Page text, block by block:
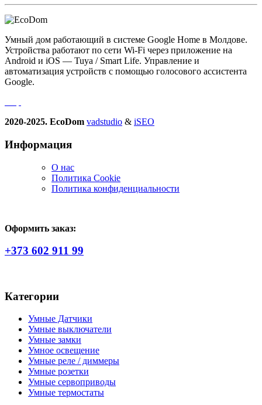
Умный дом работающий в системе Google Home в Молдове.
Устройства работают по сети Wi-Fi через приложение на
Android и iOS — Tuya / Smart Life. Управление и
автоматизация устройств с помощью голосового ассистента
Google.
2020-2025. EcoDom vadstudio & iSEO
Информация
О нас
Политика Сookie
Политика конфиденциальности
Оформить заказ:
+373 602 911 99
Категории
Умные Датчики
Умные выключатели
Умные замки
Умное освещение
Умные реле / диммеры
Умные розетки
Умные сервоприводы
Умные термостаты